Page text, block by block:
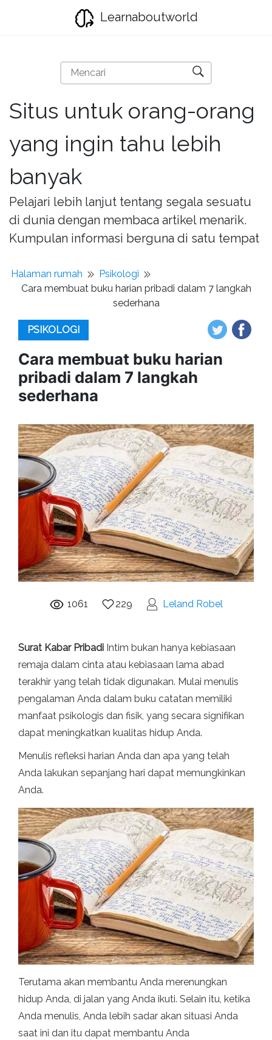
Learnaboutworld
Situs untuk orang-orang
yang ingin tahu lebih
banyak
Pelajari lebih lanjut tentang segala sesuatu
di dunia dengan membaca artikel menarik.
Kumpulan informasi berguna di satu tempat
Halaman rumah
Psikologi
Cara membuat buku harian pribadi dalam 7 langkah
sederhana
PSIKOLOGI
Cara membuat buku harian
pribadi dalam 7 langkah
sederhana
1061 229 Leland Robel
Surat Kabar Pribadi Intim bukan hanya kebiasaan
remaja dalam cinta atau kebiasaan lama abad
terakhir yang telah tidak digunakan. Mulai menulis
pengalaman Anda dalam buku catatan memiliki
manfaat psikologis dan fisik, yang secara signifikan
dapat meningkatkan kualitas hidup Anda.
Menulis refleksi harian Anda dan apa yang telah
Anda lakukan sepanjang hari dapat memungkinkan
Anda.
Terutama akan membantu Anda merenungkan
hidup Anda, di jalan yang Anda ikuti. Selain itu, ketika
Anda menulis, Anda lebih sadar akan situasi Anda
saat ini dan itu dapat membantu Anda